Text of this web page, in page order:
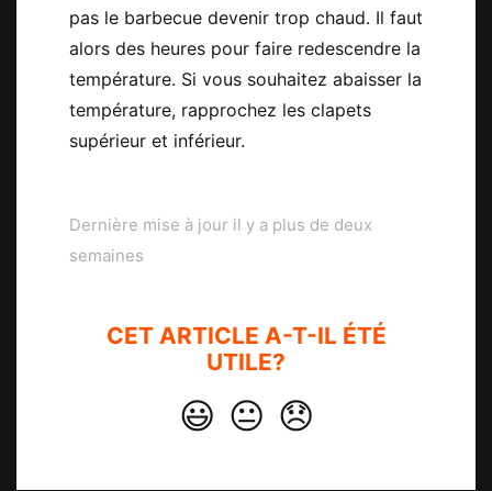
pas le barbecue devenir trop chaud. Il faut
alors des heures pour faire redescendre la
température. Si vous souhaitez abaisser la
température, rapprochez les clapets
supérieur et inférieur.
Dernière mise à jour il y a plus de deux
semaines
CET ARTICLE A-T-IL ÉTÉ
UTILE?
😃 😐 😞